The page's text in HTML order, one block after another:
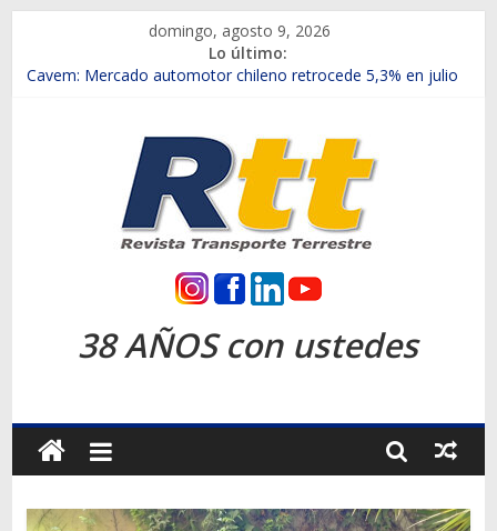
contenido
domingo, agosto 9, 2026
Lo último:
Chile es el primer mercado internacional en lanzar la nueva
Salfa suma vehículos electrificados de Chevrolet en el Biobío
Samex amplía su red con nuevas sucursales en Rancagua y
SINOTRUK Pick-ups presentó la recién estrenada Bolden en
la Expo Compras Públicas 2026
Revista
Transporte
Terrestre
Autos,
38 AÑOS con ustedes